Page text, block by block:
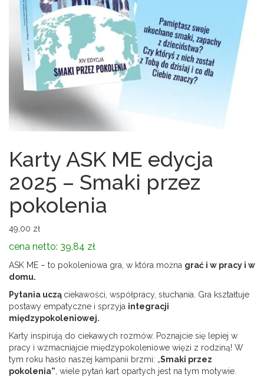
Karty ASK ME edycja
2025 – Smaki przez
pokolenia
49,00 zł
cena netto: 39,84 zł
ASK ME – to pokoleniowa gra, w która można grać i w pracy i w
domu.
Pytania uczą ciekawości, współpracy, słuchania. Gra kształtuje
postawy empatyczne i sprzyja integracji
międzypokoleniowej.
Karty inspirują do ciekawych rozmów. Poznajcie się lepiej w
pracy i wzmacniajcie międzypokoleniowe więzi z rodziną! W
tym roku hasło naszej kampanii brzmi: „Smaki przez
pokolenia” , wiele pytań kart opartych jest na tym motywie.